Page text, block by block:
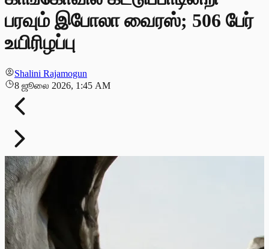
பரவும் இபோலா வைரஸ்; 506 பேர்
உயிரிழப்பு
Shalini Rajamogun
8 ஜூலை 2026, 1:45 AM